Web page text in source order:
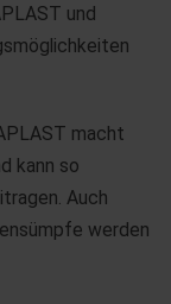
und
macht
kann so
Auch
werden